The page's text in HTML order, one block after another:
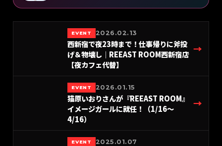
EVENT 2026.02.13
西新宿で夜23時まで！仕事帰りに斧投
げ＆物壊し｜REEAST ROOM西新宿店
【夜カフェ代替】
→
EVENT 2026.01.15
猫原いおりさんが『REEAST ROOM』
イメージガールに就任！（1/16〜
4/16）
→
EVENT 2025.01.07